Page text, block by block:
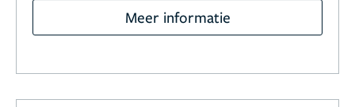
Meer informatie